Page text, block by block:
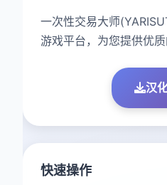
一次性交易大师
游戏平台，为您提供优质
汉
快速操作